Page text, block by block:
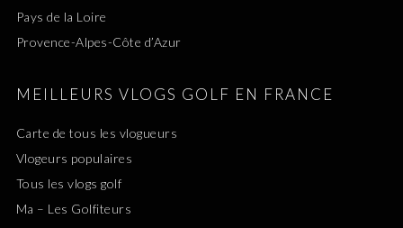
Pays de la Loire
Provence-Alpes-Côte d’Azur
MEILLEURS VLOGS GOLF EN FRANCE
Carte de tous les vlogueurs
Vlogeurs populaires
Tous les vlogs golf
Ma – Les Golfiteurs